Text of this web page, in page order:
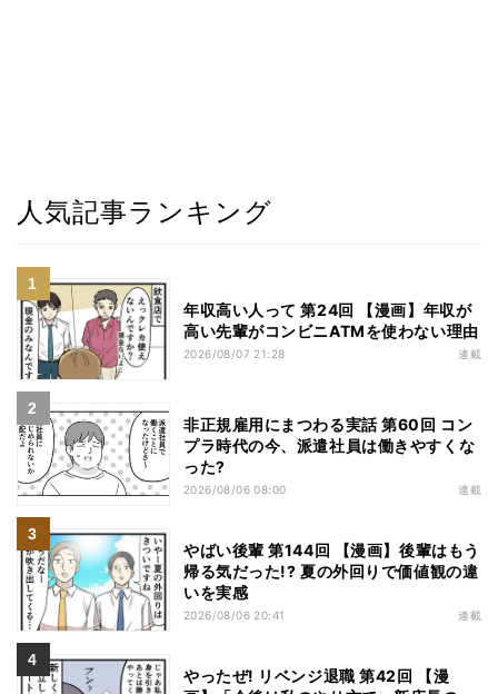
人気記事ランキング
年収高い人って 第24回 【漫画】年収が
高い先輩がコンビニATMを使わない理由
2026/08/07 21:28 連載
非正規雇用にまつわる実話 第60回 コン
プラ時代の今、派遣社員は働きやすくな
った?
2026/08/06 08:00 連載
やばい後輩 第144回 【漫画】後輩はもう
帰る気だった!? 夏の外回りで価値観の違
いを実感
2026/08/06 20:41 連載
やったぜ! リベンジ退職 第42回 【漫